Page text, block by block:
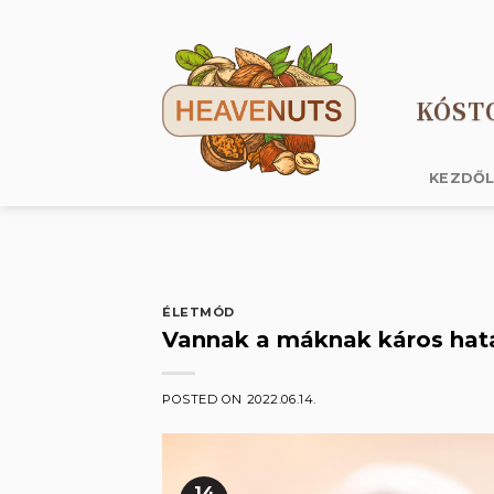
ÉLETMÓD
Vannak a máknak káros
POSTED ON 2022.06.14.